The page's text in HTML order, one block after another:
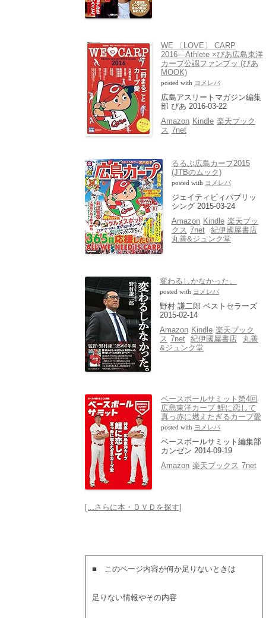
WE 〔LOVE〕 CARP
2016―Athlete ×ぴあ広島東洋
カープ公認ファンブッ (ぴあ
MOOK)
posted with ヨメレバ
広島アスリートマガジン編集
部 ぴあ 2016-03-22
Amazon Kindle 楽天ブック
ス 7net
るるぶ広島カープ2015
(JTBのムック)
posted with ヨメレバ
ジェイティビィパブリッ
シング 2015-03-24
Amazon Kindle 楽天ブッ
クス 7net
紀伊國屋書店
丸善&ジュンク堂
変わるしかなかった。
posted with ヨメレバ
野村 謙二郎 ベストセラーズ
2015-02-14
Amazon Kindle 楽天ブック
ス 7net 紀伊國屋書店
丸善
&ジュンク堂
ベースボールサミット第4回
広島東洋カープ 鯉に恋して
真っ赤に燃えたぎるカープ愛
posted with ヨメレバ
ベースボールサミット編集部
カンゼン 2014-09-19
Amazon 楽天ブックス 7net
[...さらに本・ＤＶＤを探す]
■ このページ内容が何か足りないときは
足りない情報やその内容